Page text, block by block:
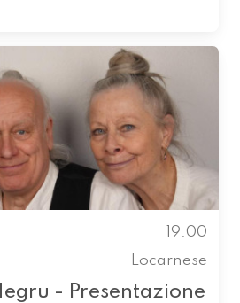
19.00
Locarnese
- Presentazione